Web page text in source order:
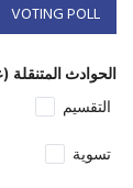
VOTING POLL
الحوادث المتنقلة
التقسيم
تسوية